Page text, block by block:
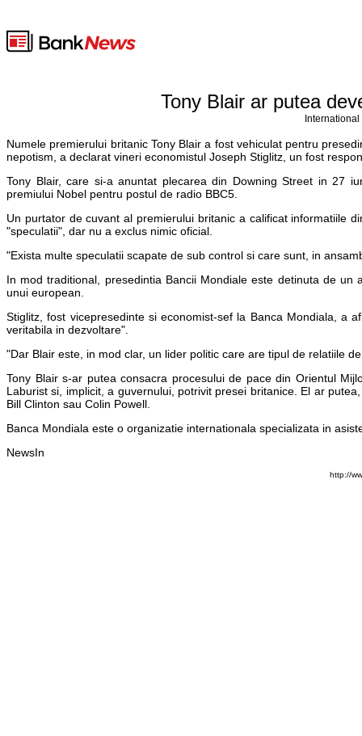
Tony Blair ar putea
Numele premierului britanic Tony Blair a fost vehiculat pentru
nepotism, a declarat vineri economistul Joseph Stiglitz, un fost
Tony Blair, care si-a anuntat plecarea din Downing Street in 27
premiului Nobel pentru postul de radio BBC5.
Un purtator de cuvant al premierului britanic a calificat informatiile
"speculatii", dar nu a exclus nimic oficial.
"Exista multe speculatii scapate de sub control si care sunt, in
In mod traditional, presedintia Bancii Mondiale este detinuta de
unui european.
Stiglitz, fost vicepresedinte si economist-sef la Banca Mondiala, a
veritabila in dezvoltare".
"Dar Blair este, in mod clar, un lider politic care are tipul de relatiile
Tony Blair s-ar putea consacra procesului de pace din Orientul
Laburist si, implicit, a guvernului, potrivit presei britanice. El ar
Bill Clinton sau Colin Powell.
Banca Mondiala este o organizatie internationala specializata in
NewsIn
http://